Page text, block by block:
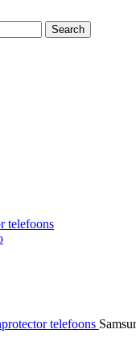
Search
telefoons
telefoons